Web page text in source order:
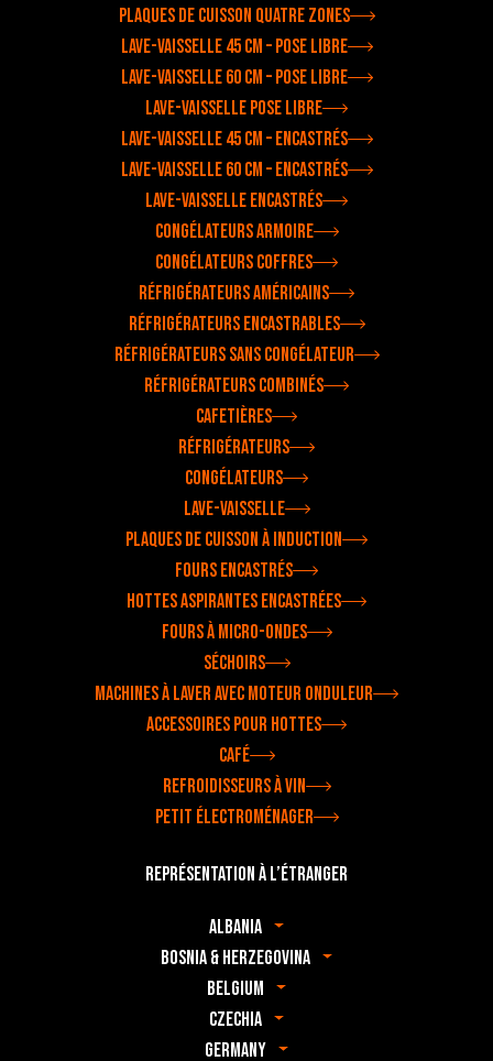
Plaques de cuisson quatre zones
Lave-vaisselle 45 cm – pose libre
Lave-vaisselle 60 cm – pose libre
Lave-vaisselle pose libre
Lave-vaisselle 45 cm – encastrés
Lave-vaisselle 60 cm – encastrés
Lave-vaisselle encastrés
Congélateurs armoire
Congélateurs coffres
Réfrigérateurs américains
Réfrigérateurs encastrables
Réfrigérateurs sans congélateur
Réfrigérateurs combinés
Cafetières
Réfrigérateurs
Congélateurs
Lave-vaisselle
Plaques de cuisson à induction
Fours encastrés
Hottes aspirantes encastrées
Fours à micro-ondes
Séchoirs
Machines à laver avec moteur onduleur
Accessoires pour hottes
Café
Refroidisseurs à vin
Petit électroménager
Représentation à l’étranger
Albania
Bosnia & Herzegovina
Belgium
Czechia
Germany